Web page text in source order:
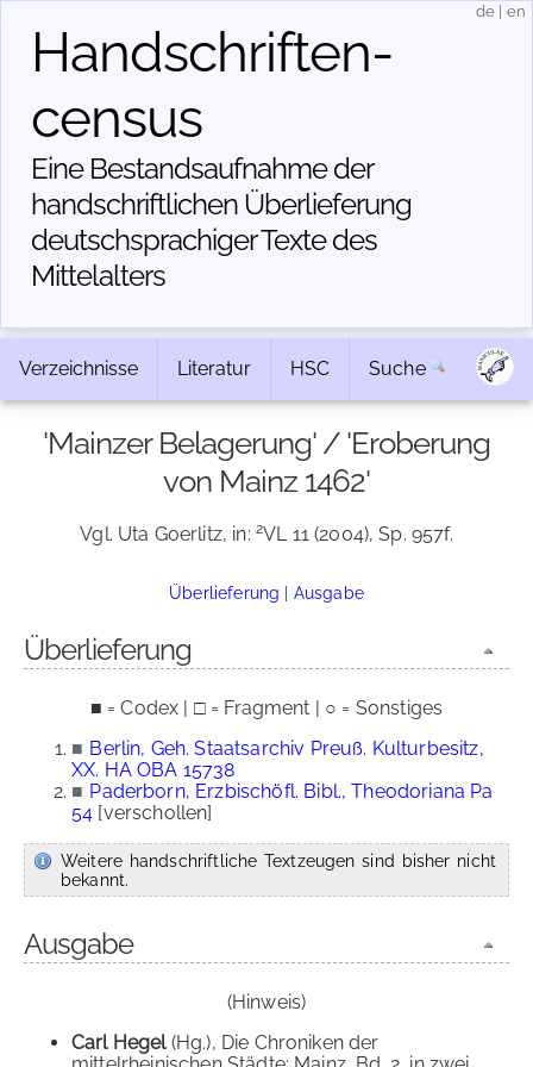
Handschriften­
census
Eine Bestandsaufnahme der
handschriftlichen Über­lieferung
deutschsprachiger Texte des
Mittelalters
de en
Verzeichnisse Literatur HSC Suche
'Mainzer Belagerung' / 'Eroberung
von Mainz 1462'
Vgl. Uta Goerlitz, in: 2VL 11 (2004), Sp. 957f.
Überlieferung | Ausgabe
Überlieferung
■ = Codex | □ = Fragment | ○ = Sonstiges
■ Berlin, Geh. Staatsarchiv Preuß. Kulturbesitz,
XX. HA OBA 15738
■ Paderborn, Erzbischöfl. Bibl., Theodoriana Pa
54 [verschollen]
Weitere handschriftliche Textzeugen sind bisher nicht
bekannt.
Ausgabe
(Hinweis)
Carl Hegel (Hg.), Die Chroniken der